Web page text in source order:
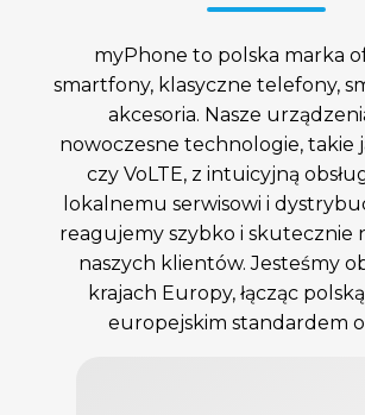
myPhone to polska marka
smartfony, klasyczne telefony,
akcesoria. Nasze
nowoczesne technologie, takie
czy VoLTE, z intuicyjną
lokalnemu serwisowi i
reagujemy szybko i skutecznie
naszych klientów. Jesteśmy
krajach Europy, łącząc
europejskim standardem